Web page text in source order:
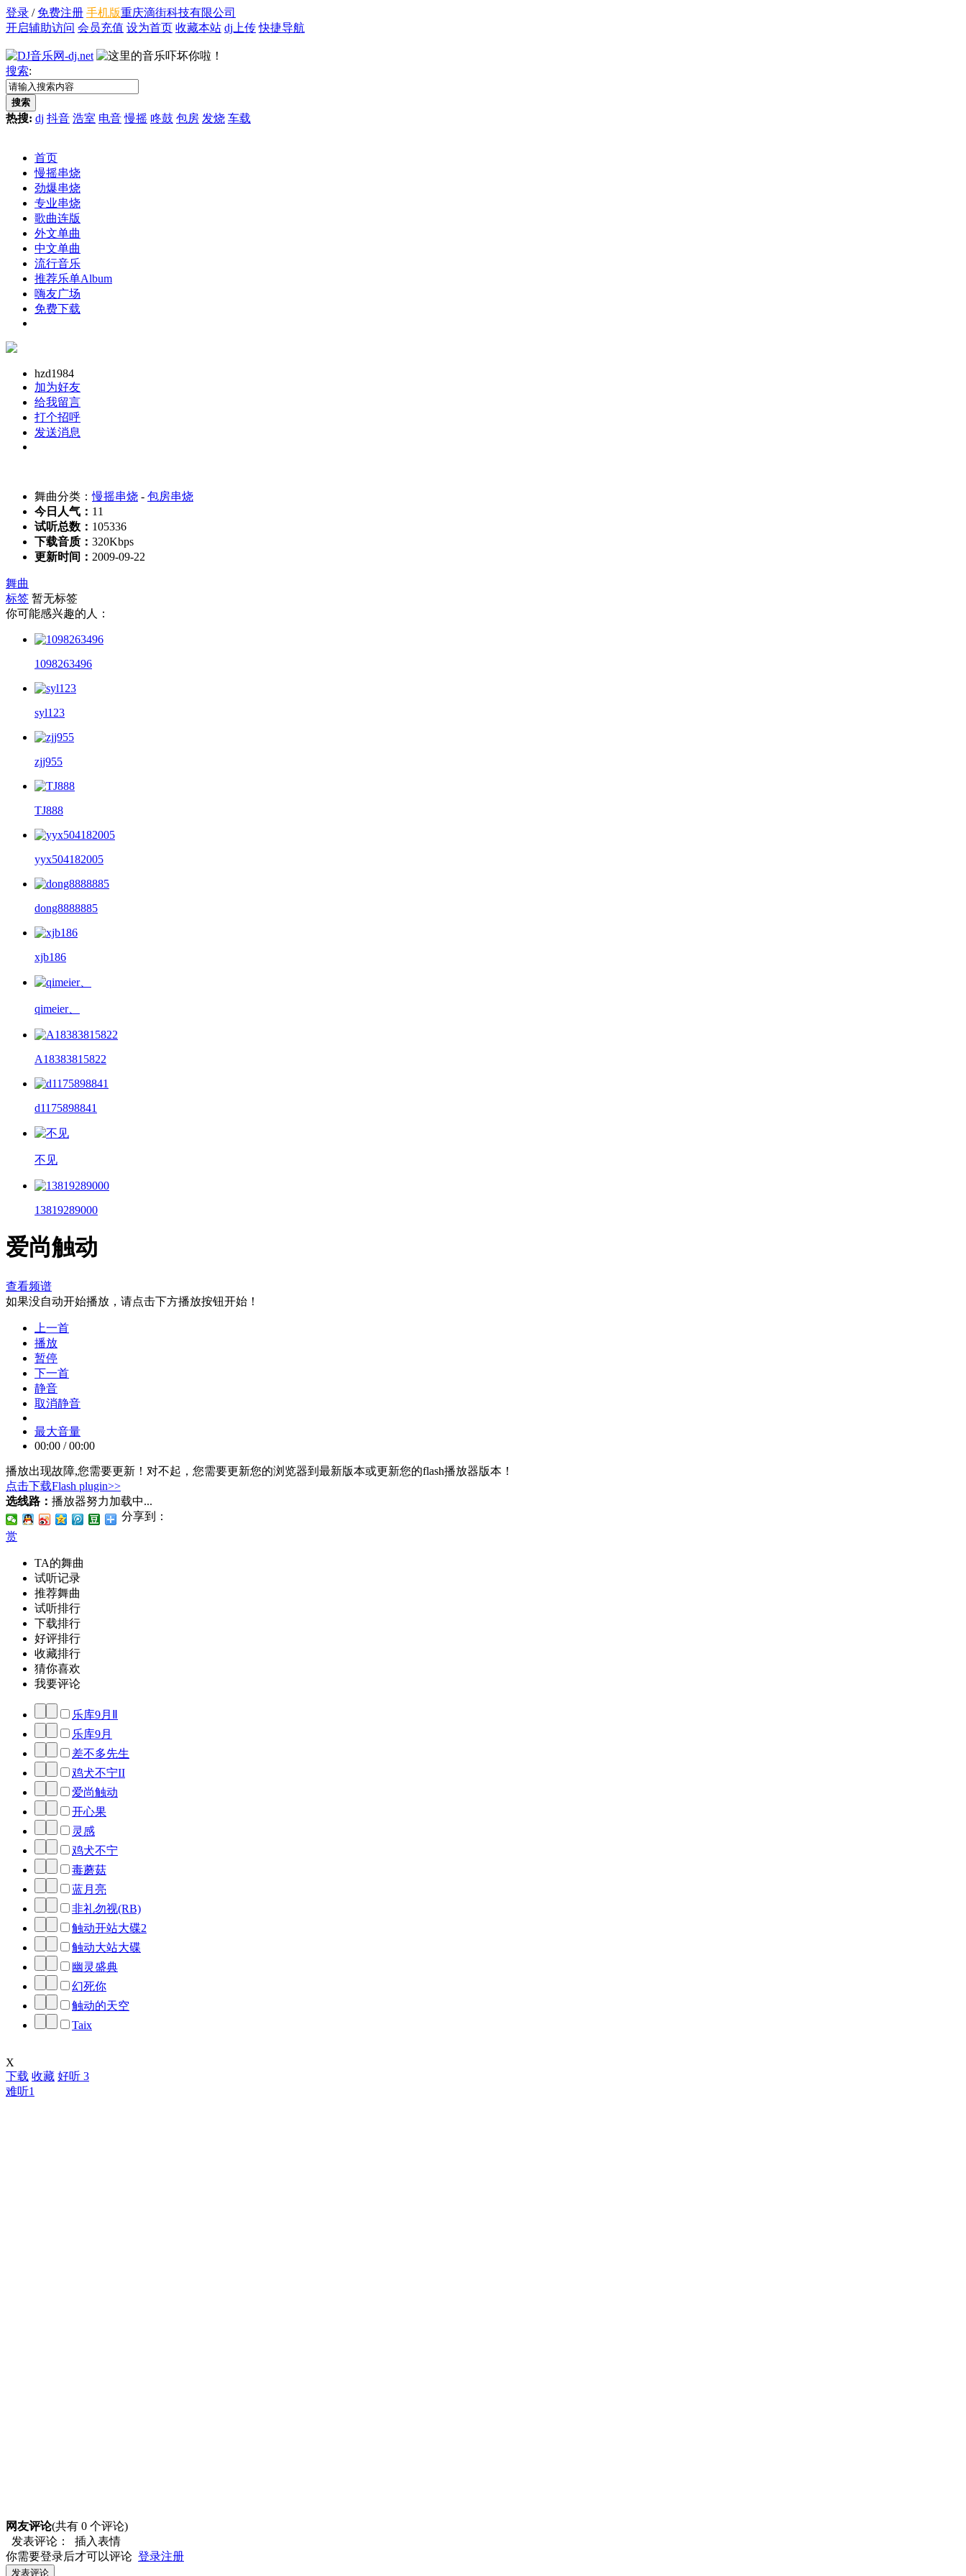
登录 / 免费注册 手机版重庆滴街科技有限公司
开启辅助访问 会员充值 设为首页 收藏本站 dj上传 快捷导航
搜索:
搜索
热搜: dj 抖音 浩室 电音 慢摇 咚鼓 包房 发烧 车载
首页
慢摇串烧
劲爆串烧
专业串烧
歌曲连版
外文单曲
中文单曲
流行音乐
推荐乐单Album
嗨友广场
免费下载
hzd1984
加为好友
给我留言
打个招呼
发送消息
舞曲分类：慢摇串烧 - 包房串烧
今日人气： 11
试听总数： 105336
下载音质： 320Kbps
更新时间： 2009-09-22
舞曲
标签 暂无标签
你可能感兴趣的人：
1098263496
syl123
zjj955
TJ888
yyx504182005
dong8888885
xjb186
qimeier、
A18383815822
d1175898841
不见
13819289000
爱尚触动
查看频谱
如果没自动开始播放，请点击下方播放按钮开始！
上一首
播放
暂停
下一首
静音
取消静音
最大音量
00:00 / 00:00
播放出现故障,您需要更新！ 对不起，您需要更新您的浏览器到最新版本或更新您的flash播放器版本！
点击下载Flash plugin>>
选线路： 播放器努力加载中...
分享到：
赏
TA的舞曲
试听记录
推荐舞曲
试听排行
下载排行
好评排行
收藏排行
猜你喜欢
我要评论
乐库9月Ⅱ
乐库9月
差不多先生
鸡犬不宁II
爱尚触动
开心果
灵感
鸡犬不宁
毒蘑菇
蓝月亮
非礼勿视(RB)
触动开站大碟2
触动大站大碟
幽灵盛典
幻死你
触动的天空
Taix
X
下载 收藏 好听 3
难听1
网友评论(共有 0 个评论)
发表评论：
插入表情
你需要登录后才可以评论 登录注册